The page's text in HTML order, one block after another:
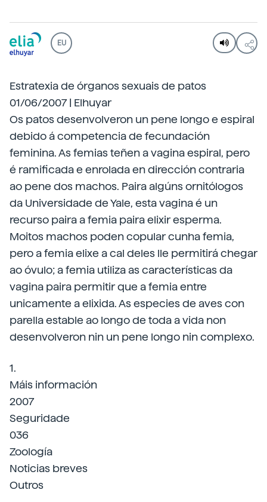
EU
Estratexia de órganos sexuais de patos
01/06/2007 | Elhuyar
Os patos desenvolveron un pene longo e espiral
debido á competencia de fecundación
feminina. As femias teñen a vagina espiral, pero
é ramificada e enrolada en dirección contraria
ao pene dos machos. Paira algúns ornitólogos
da Universidade de Yale, esta vagina é un
recurso paira a femia paira elixir esperma.
Moitos machos poden copular cunha femia,
pero a femia elixe a cal deles lle permitirá chegar
ao óvulo; a femia utiliza as características da
vagina paira permitir que a femia entre
unicamente a elixida. As especies de aves con
parella estable ao longo de toda a vida non
desenvolveron nin un pene longo nin complexo.
1.
Máis información
2007
Seguridade
036
Zoología
Noticias breves
Outros